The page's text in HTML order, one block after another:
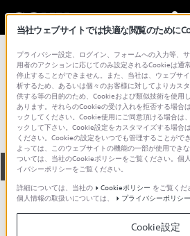
総合サポート・お問い合
PCV-HS70C5
全て ダウンロード 取扱説明
製品に
お知らせ
当社ウェブサイトでは快適な閲覧のために
プライバシー設定、ログイン、フォームへの入力等、
用者のアクションに応じてのみ設定されるCookieは通
停止することができません。また、当社は、ウェブサ
析するため、あるいは個々のお客様に対してよりカス
供する等の目的のため、Cookieおよび類似技術を使用
あります。それらのCookieの受け入れを拒否する場合
ックしてください。Cookie使用にご同意頂ける場合は
ックして下さい。Cookie設定をカスタマイズする場合
ください。Cookieの設定をいつでも管理することがで
よっては、このウェブサイトの機能の一部が使用でき
ついては、当社のCookieポリシーをご覧ください。個
イバシーポリシーをご覧ください。
詳細については、当社の
Cookieポリシー をご覧くだ
個人情報の取扱いについては、
プライバシーポリシー
Cookie設定